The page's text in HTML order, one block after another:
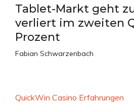
Tablet-Markt geht
verliert im zweiten
Prozent
Fabian Schwarzenbach
QuickWin Casino Erfahrungen